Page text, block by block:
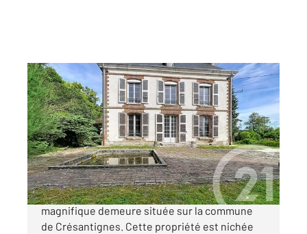
CRESANTIGNES 10
199 m2, 5 pièces
Ref : 71757
Maison à vendre
450 000 €
L'agence Century 21 vous propose cette
magnifique demeure située sur la commune
de Crésantignes. Cette propriété est nichée